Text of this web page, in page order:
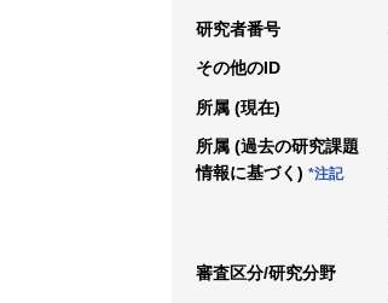
研究者番号
その他のID
所属 (現在)
所属 (過去の研究課題
情報に基づく) *注記
審査区分/研究分野